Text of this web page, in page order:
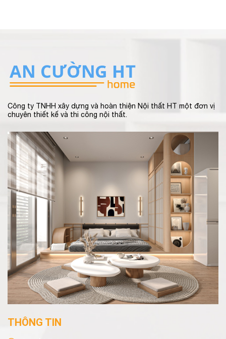
Công ty TNHH xây dựng và hoàn thiện Nội thất HT một đơn vị
chuyên thiết kế và thi công nội thất.
THÔNG TIN